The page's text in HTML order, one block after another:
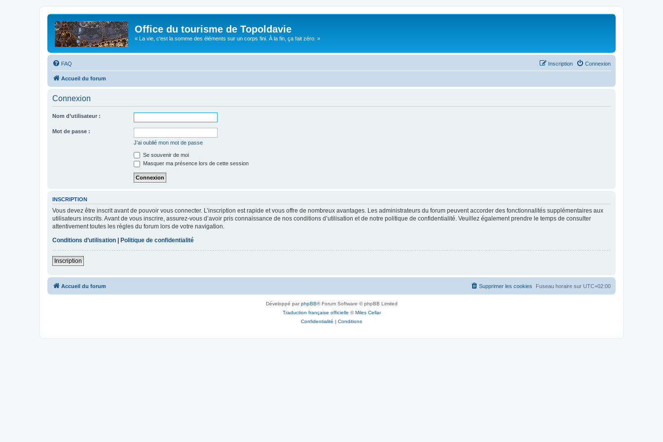
Office du tourisme de Topoldavie
« La vie, c'est la somme des éléments sur un corps fini. À la fin, ça fait zéro. »
FAQ Connexion
Inscription
Accueil du forum
Connexion
Nom d’utilisateur :
Mot de passe :
J’ai oublié mon mot de passe
Se souvenir de moi
Masquer ma présence lors de cette session
INSCRIPTION
Vous devez être inscrit avant de pouvoir vous connecter. L’inscription est rapide et vous offre de nombreux avantages. Les administrateurs du forum peuvent accorder des fonctionnalités supplémentaires aux
utilisateurs inscrits. Avant de vous inscrire, assurez-vous d’avoir pris connaissance de nos conditions d’utilisation et de notre politique de confidentialité. Veuillez également prendre le temps de consulter
attentivement toutes les règles du forum lors de votre navigation.
Conditions d’utilisation
Politique de confidentialité
Inscription
Accueil du forum Fuseau horaire sur UTC+02:00
Supprimer les cookies
Développé parphpBB® Forum Software © phpBB Limited
Traduction française officielle ©Miles Cellar
Confidentialité | Conditions